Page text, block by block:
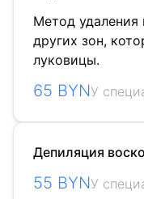
Метод удаления
других зон,
луковицы.
65 BYNУ
Депиляция
55 BYNУ